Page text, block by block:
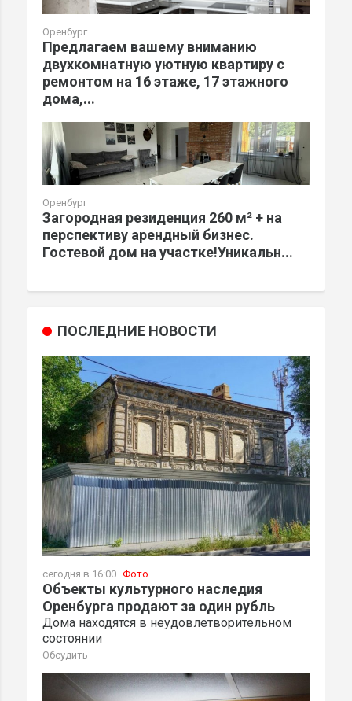
Оренбург
Предлагаем вашему вниманию
двухкомнатную уютную квартиру с
ремонтом на 16 этаже, 17 этажного
дома,...
Оренбург
Загородная резиденция 260 м² + на
перспективу арендный бизнес.
Гостевой дом на участке!Уникальн...
ПОСЛЕДНИЕ НОВОСТИ
сегодня в 16:00 Фото
Объекты культурного наследия
Оренбурга продают за один рубль
Дома находятся в неудовлетворительном
состоянии
Обсудить